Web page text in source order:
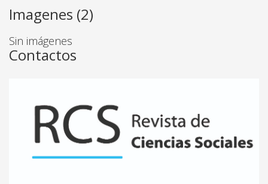
Imagenes (2)
Sin imágenes
Contactos